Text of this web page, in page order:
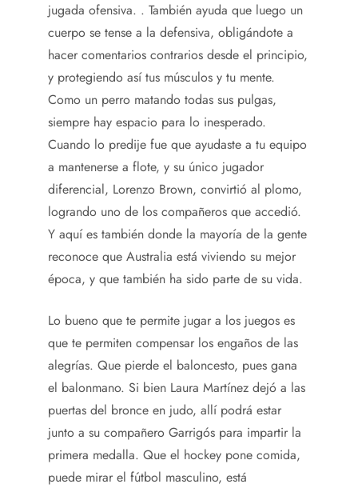
jugada ofensiva. . También ayuda que luego un
cuerpo se tense a la defensiva, obligándote a
hacer comentarios contrarios desde el principio,
y protegiendo así tus músculos y tu mente.
Como un perro matando todas sus pulgas,
siempre hay espacio para lo inesperado.
Cuando lo predije fue que ayudaste a tu equipo
a mantenerse a flote, y su único jugador
diferencial, Lorenzo Brown, convirtió al plomo,
logrando uno de los compañeros que accedió.
Y aquí es también donde la mayoría de la gente
reconoce que Australia está viviendo su mejor
época, y que también ha sido parte de su vida.
Lo bueno que te permite jugar a los juegos es
que te permiten compensar los engaños de las
alegrías. Que pierde el baloncesto, pues gana
el balonmano. Si bien Laura Martínez dejó a las
puertas del bronce en judo, allí podrá estar
junto a su compañero Garrigós para impartir la
primera medalla. Que el hockey pone comida,
puede mirar el fútbol masculino, está